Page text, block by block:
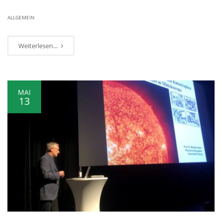
ALLGEMEIN
Weiterlesen...
MAI
13